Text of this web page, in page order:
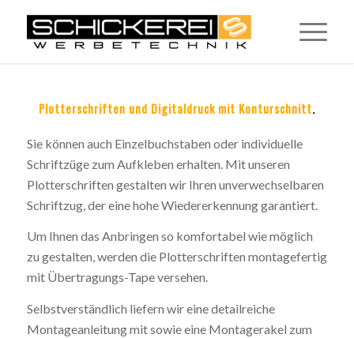
Plotterschriften und Digitaldruck mit Konturschnitt.
Sie können auch Einzelbuchstaben oder individuelle
Schriftzüge zum Aufkleben erhalten. Mit unseren
Plotterschriften gestalten wir Ihren unverwechselbaren
Schriftzug, der eine hohe Wiedererkennung garantiert.
Um Ihnen das Anbringen so komfortabel wie möglich
zu gestalten, werden die Plotterschriften montagefertig
mit Übertragungs-Tape versehen.
Selbstverständlich liefern wir eine detailreiche
Montageanleitung mit sowie eine Montagerakel zum